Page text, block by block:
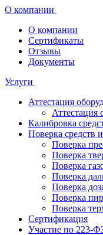
О компании
О компании
Сертификаты
Отзывы
Документы
Услуги
Аттестация
Аттестация
Калибровка
Поверка средств
Поверка
Поверка
Поверка
Поверка
Поверка
Поверка
Поверка
Сертификация
Участие по 223-